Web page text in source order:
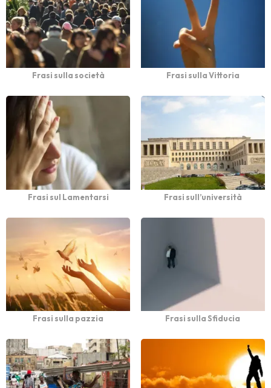
Frasi sulla società Frasi sulla Vittoria
Frasi sul Lamentarsi Frasi sull’università
Frasi sulla pazzia Frasi sulla Sfiducia